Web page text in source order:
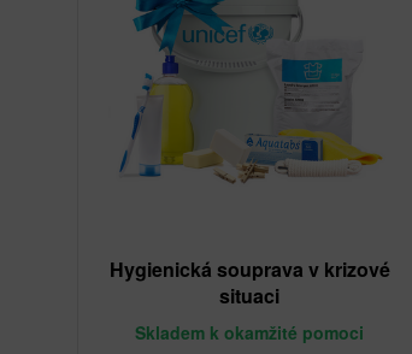
Hygienická souprava v krizové
situaci
Skladem k okamžité pomoci